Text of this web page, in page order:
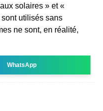
solaires » et «
utilisés sans
ne sont, en réalité,
WhatsApp